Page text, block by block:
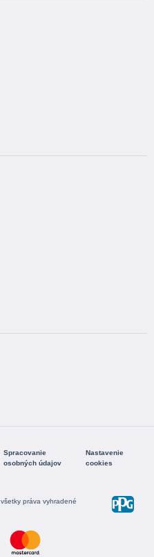
Spracovanie
osobných údajov
Nastavenie
cookies
všetky práva vyhradené